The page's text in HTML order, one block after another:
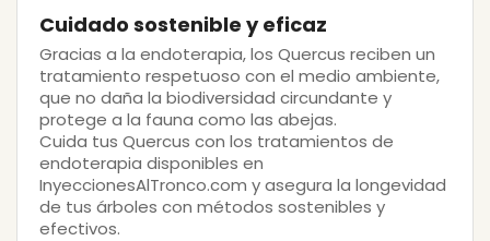
Cuidado sostenible y eficaz
Gracias a la endoterapia, los Quercus reciben un
tratamiento respetuoso con el medio ambiente,
que no daña la biodiversidad circundante y
protege a la fauna como las abejas.
Cuida tus Quercus con los tratamientos de
endoterapia disponibles en
InyeccionesAlTronco.com y asegura la longevidad
de tus árboles con métodos sostenibles y
efectivos.